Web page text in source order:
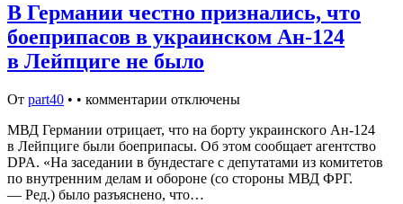
В Германии честно признались, что
боеприпасов в украинском Ан-124
в Лейпциге не было
От part40 • • комментарии отключены
МВД Германии отрицает, что на борту украинского Ан-124
в Лейпциге были боеприпасы. Об этом сообщает агентство
DPA. «На заседании в бундестаге с депутатами из комитетов
по внутренним делам и обороне (со стороны МВД ФРГ.
— Ред.) было разъяснено, что…